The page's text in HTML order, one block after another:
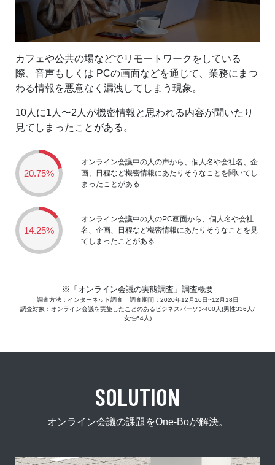
カフェや公共の場などでリモートワークをしている
際、音声もしくは PCの画面などを通じて、業務にまつ
わる情報を悪意なく漏洩してしまう現象。
10人に1人〜2人が機密情報と思われる内容が聞いたり
見てしまったことがある。
20.75%
オンライン会議中の人の声から、個人名や会社名、企
画、日程など機密情報にあたりそうなことを聞いてし
まったことがある
14.25%
オンライン会議中の人のPC画面から、個人名や会社
名、企画、日程など機密情報にあたりそうなことを見
てしまったことがある
※「オンライン会議の実態調査」調査概要
調査方法：インターネット調査
調査期間：2020年12月16日~12月18日
調査対象：オンライン会議を実施したことのあるビジネスパーソン400人(男性336人/
女性64人)
SOLUTION
オンライン会議の課題をOne-Boが解決。